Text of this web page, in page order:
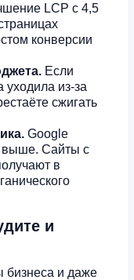
LCP с 4,5
конверсии
Если
уходила из-за
сжигать
Google
выше. Сайты с
в
и
бизнеса и даже